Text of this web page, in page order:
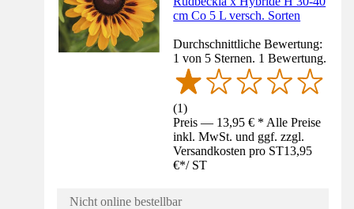
cm Co 5 L versch. Sorten
Durchschnittliche Bewertung:
1 von 5 Sternen. 1 Bewertung.
(1)
Preis — 13,95 € * Alle Preise
inkl. MwSt. und ggf. zzgl.
Versandkosten pro ST13,95
€*/ ST
Nicht online bestellbar